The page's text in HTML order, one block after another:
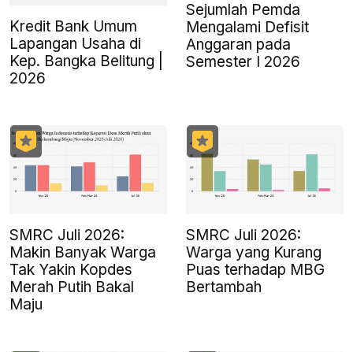
Kredit Bank Umum
Lapangan Usaha di
Kep. Bangka Belitung |
2026
Sejumlah Pemda
Mengalami Defisit
Anggaran pada
Semester I 2026
SMRC Juli 2026:
Makin Banyak Warga
Tak Yakin Kopdes
Merah Putih Bakal
Maju
SMRC Juli 2026:
Warga yang Kurang
Puas terhadap MBG
Bertambah